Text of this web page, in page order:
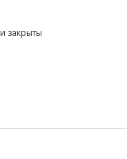
закрыты